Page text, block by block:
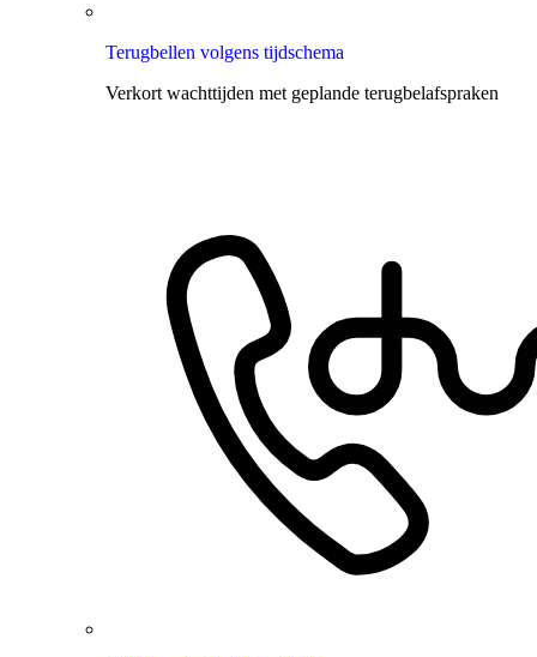
Terugbellen volgens tijdschema
Verkort wachttijden met geplande terugbelafspraken